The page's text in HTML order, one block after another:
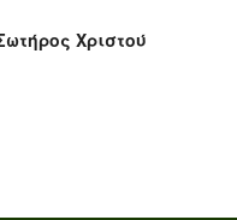
Χριστού